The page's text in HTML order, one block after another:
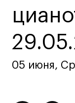
Иллюстрация
Современное
Мода и стиль
Ювелирный
05 июня, Ср